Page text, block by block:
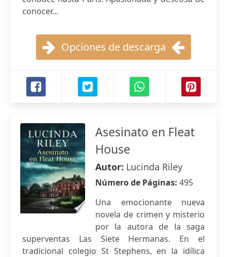
conocer...
Opciones de descarga
Asesinato en Fleat
House
Autor: Lucinda Riley
Número de Páginas: 495
Una emocionante nueva
novela de crimen y misterio
por la autora de la saga
superventas Las Siete Hermanas. En el
tradicional colegio St Stephens, en la idílica